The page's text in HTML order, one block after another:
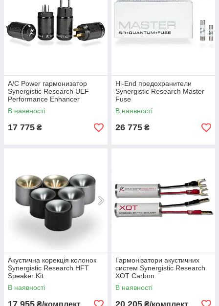
A/C Power гармонизатор
Synergistic Research UEF
Performance Enhancer
В наявності
17 775 ₴
Hi-End предохранители
Synergistic Research Master
Fuse
В наявності
26 775 ₴
Акустична корекція колонок
Synergistic Research HFT
Speaker Kit
В наявності
₴/комплект
Гармонізатори акустичних
систем Synergistic Research
XOT Carbon
В наявності
₴/комплект